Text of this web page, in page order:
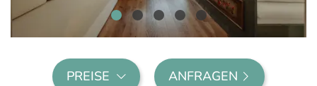
PREISE ANFRAGEN